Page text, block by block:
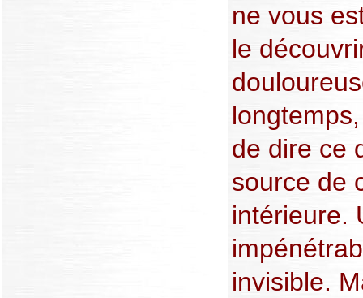
ne vous
le
de dire ce
source de
intérieure.
invisible.